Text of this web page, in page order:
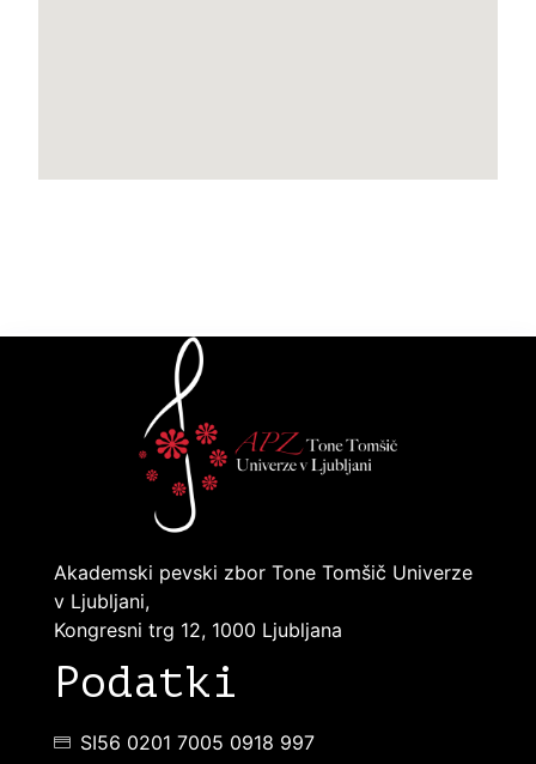
Akademski pevski zbor Tone Tomšič Univerze
v Ljubljani,
Kongresni trg 12, 1000 Ljubljana
Podatki
SI56 0201 7005 0918 997